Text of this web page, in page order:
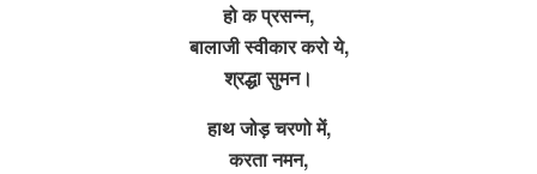
हो क प्रसन्न,
बालाजी स्वीकार करो ये,
श्रद्धा सुमन।
हाथ जोड़ चरणो में,
करता नमन,